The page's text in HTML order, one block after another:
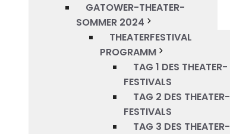
GATOWER-THEATER-
SOMMER 2024
THEATERFESTIVAL
PROGRAMM
TAG 1 DES THEATER-
FESTIVALS
TAG 2 DES THEATER-
FESTIVALS
TAG 3 DES THEATER-